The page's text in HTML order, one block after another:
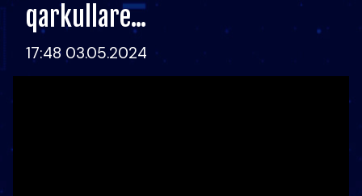
qarkullare...
17:48 03.05.2024